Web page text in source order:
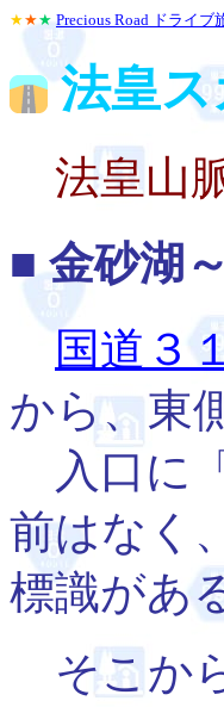
★★★ Precious Road ドライブ
法皇
法皇山
■ 金砂湖
国道３
から、東
入口に
前はなく
標識があ
そこか